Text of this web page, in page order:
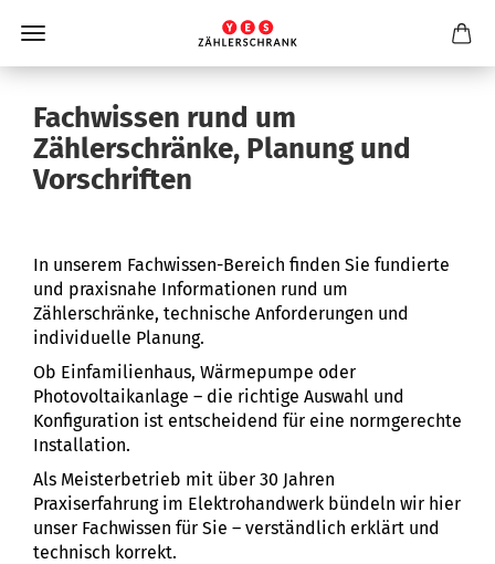
Fachwissen rund um
Zählerschränke, Planung und
Vorschriften
In unserem Fachwissen-Bereich finden Sie fundierte
und praxisnahe Informationen rund um
Zählerschränke, technische Anforderungen und
individuelle Planung.
Ob Einfamilienhaus, Wärmepumpe oder
Photovoltaikanlage – die richtige Auswahl und
Konfiguration ist entscheidend für eine normgerechte
Installation.
Als Meisterbetrieb mit über 30 Jahren
Praxiserfahrung im Elektrohandwerk bündeln wir hier
unser Fachwissen für Sie – verständlich erklärt und
technisch korrekt.